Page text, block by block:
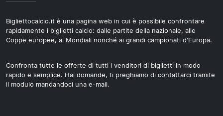
Bigliettocalcio.it è una pagina web in cui è possibile confrontare
rapidamente i biglietti calcio: dalle partite della nazionale, alle
Coppe europee, ai Mondiali nonché ai grandi campionati d'Europa.
Confronta tutte le offerte di tutti i venditori di biglietti in modo
rapido e semplice. Hai domande, ti preghiamo di contattarci tramite
il modulo mandandoci una e-mail.